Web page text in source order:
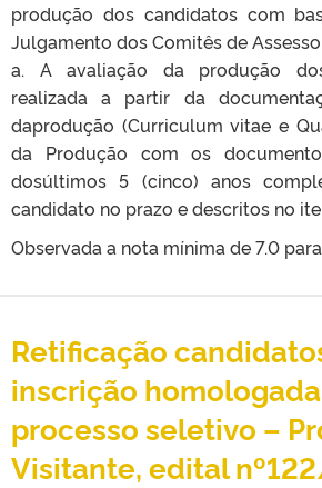
produção dos candidatos com
Julgamento dos Comitês de
a. A avaliação da produção
realizada a partir da
daprodução (Curriculum vitae e
da Produção com os
dosúltimos 5 (cinco) anos
candidato no prazo e descritos no
Observada a nota mínima de 7.0
Retificação
inscrição
processo seletivo –
Visitante, edital